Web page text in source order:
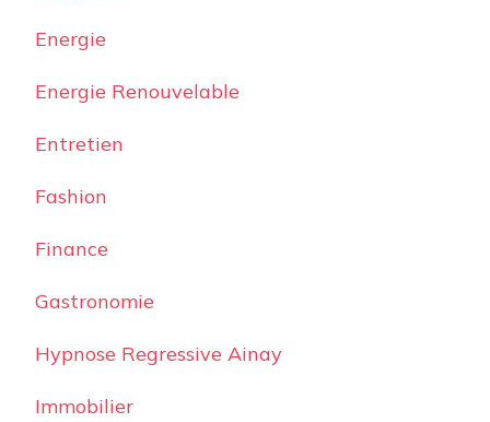
Energie
Energie Renouvelable
Entretien
Fashion
Finance
Gastronomie
Hypnose Regressive Ainay
Immobilier